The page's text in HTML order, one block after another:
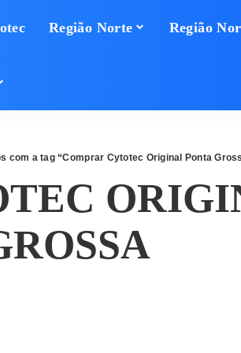
Região Norte Região
com a tag “Comprar Cytotec Original Ponta